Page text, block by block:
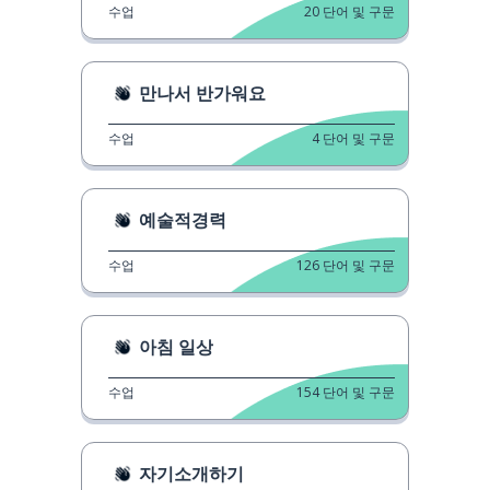
수업 20 단어 및 구문
만나서 반가워요
수업 4 단어 및 구문
예술적경력
수업 126 단어 및 구문
아침 일상
수업 154 단어 및 구문
자기소개하기